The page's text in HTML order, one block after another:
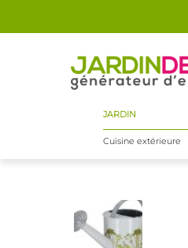
JARDIN
Cuisine extérieure